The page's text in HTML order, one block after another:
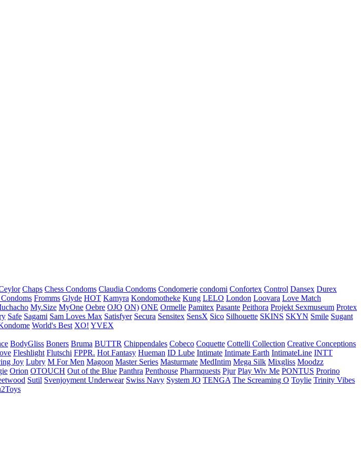
Chaps Chess Condoms Claudia Condoms Condomerie condomi Confortex Control Dansex Durex
Fromms Glyde HOT Kamyra Kondomotheke Kung LELO London Loovara Love Match
My.Size MyOne Oebre OJO ON) ONE Ormelle Pamitex Pasante Peithora Projekt Sexmuseum Protex
Safe Sagami Sam Loves Max Satisfyer Secura Sensitex SensX Sico Silhouette SKINS SKYN Smile Sugant
World's Best XO! YVEX
BodyGliss Boners Bruma BUTTR Chippendales Cobeco Coquette Cottelli Collection Creative Conceptions
Fleshlight Flutschi FPPR. Hot Fantasy Hueman ID Lube Intimate Intimate Earth IntimateLine INTT
Joy Lubry M For Men Magoon Master Series Masturmate MedIntim Mega Silk Mixgliss Moodzz
Orion OTOUCH Out of the Blue Panthra Penthouse Pharmquests Pjur Play Wiv Me PONTUS Prorino
Sutil Svenjoyment Underwear Swiss Navy System JO TENGA The Screaming O Toylie Trinity Vibes